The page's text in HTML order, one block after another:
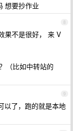
想要抄作业
8
果不是很好， 来 V
（比如中转站的
9
以了，跑的就是本地